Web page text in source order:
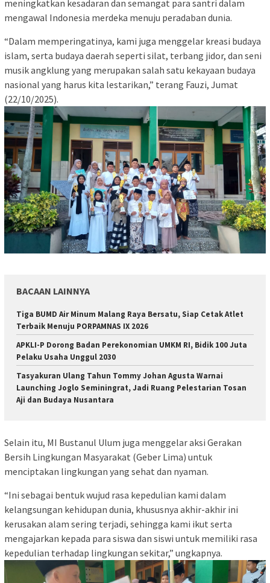
meningkatkan kesadaran dan semangat para santri dalam
mengawal Indonesia merdeka menuju peradaban dunia.
“Dalam memperingatinya, kami juga menggelar kreasi budaya
islam, serta budaya daerah seperti silat, terbang jidor, dan seni
musik angklung yang merupakan salah satu kekayaan budaya
nasional yang harus kita lestarikan,” terang Fauzi, Jumat
(22/10/2025).
BACAAN LAINNYA
Tiga BUMD Air Minum Malang Raya Bersatu, Siap Cetak Atlet
Terbaik Menuju PORPAMNAS IX 2026
APKLI-P Dorong Badan Perekonomian UMKM RI, Bidik 100 Juta
Pelaku Usaha Unggul 2030
Tasyakuran Ulang Tahun Tommy Johan Agusta Warnai
Launching Joglo Seminingrat, Jadi Ruang Pelestarian Tosan
Aji dan Budaya Nusantara
Selain itu, MI Bustanul Ulum juga menggelar aksi Gerakan
Bersih Lingkungan Masyarakat (Geber Lima) untuk
menciptakan lingkungan yang sehat dan nyaman.
“Ini sebagai bentuk wujud rasa kepedulian kami dalam
kelangsungan kehidupan dunia, khususnya akhir-akhir ini
kerusakan alam sering terjadi, sehingga kami ikut serta
mengajarkan kepada para siswa dan siswi untuk memiliki rasa
kepedulian terhadap lingkungan sekitar,” ungkapnya.